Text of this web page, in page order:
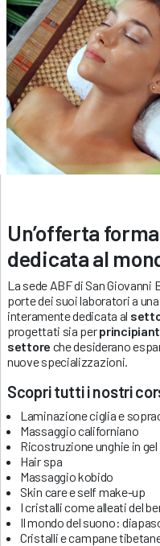
Un’offerta
dedicata al
La sede ABF di San
porte dei suoi laboratori a
interamente dedicata al
progettati sia per
settore che desiderano
nuove specializzazioni.
Scopri tutti i nostri
Laminazione ciglia e
Massaggio californiano
Ricostruzione unghie in gel
Hair spa
Massaggio kobido
Skin care e self make-up
I cristalli come alleati del
Il mondo del suono:
Cristalli e campane